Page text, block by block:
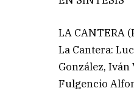
LA CANTERA
La Cantera:
González,
Fulgencio